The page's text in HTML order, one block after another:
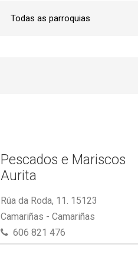
Pescados e Mariscos
Aurita
Rúa da Roda, 11. 15123
Camariñas - Camariñas
606 821 476